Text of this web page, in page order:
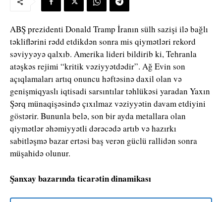
ABŞ prezidenti Donald Tramp İranın sülh sazişi ilə bağlı
təkliflərini rədd etdikdən sonra mis qiymətləri rekord
səviyyəyə qalxıb. Amerika lideri bildirib ki, Tehranla
atəşkəs rejimi “kritik vəziyyətdədir”. Ağ Evin son
açıqlamaları artıq onuncu həftəsinə daxil olan və
genişmiqyaslı iqtisadi sarsıntılar təhlükəsi yaradan Yaxın
Şərq münaqişəsində çıxılmaz vəziyyətin davam etdiyini
göstərir. Bununla belə, son bir ayda metallara olan
qiymətlər əhəmiyyətli dərəcədə artıb və hazırkı
sabitləşmə bazar ertəsi baş verən güclü rallidən sonra
müşahidə olunur.
Şanxay bazarında ticarətin dinamikası